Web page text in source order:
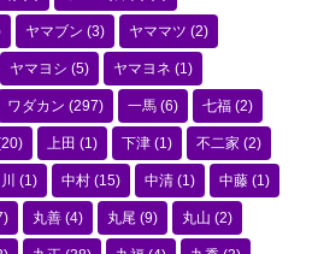
ヤマブン (3) ヤママツ (2)
ヤマヨシ (5) ヤマヨネ (1)
ワダカン (297) 一馬 (6) 七福 (2)
上田 (1) 下津 (1) 不二家 (2)
(1) 中村 (15) 中清 (1) 中藤 (1)
丸善 (4) 丸尾 (9) 丸山 (2)